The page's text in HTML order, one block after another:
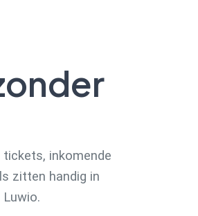
inkomende
zitten handig in